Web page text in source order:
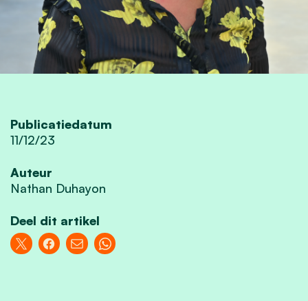
Publicatiedatum
11/12/23
Auteur
Nathan Duhayon
Deel dit artikel